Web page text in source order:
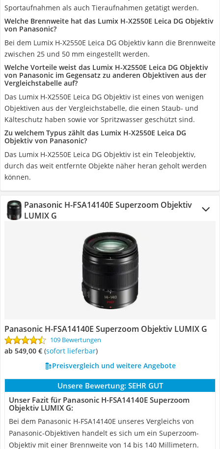
Sportaufnahmen als auch Tieraufnahmen getätigt werden.
Welche Brennweite hat das Lumix H-X2550E Leica DG Objektiv
von Panasonic?
Bei dem Lumix H-X2550E Leica DG Objektiv kann die Brennweite
zwischen 25 und 50 mm eingestellt werden.
Welche Vorteile weist das Lumix H-X2550E Leica DG Objektiv
von Panasonic im Gegensatz zu anderen Objektiven aus der
Vergleichstabelle auf?
Das Lumix H-X2550E Leica DG Objektiv ist eines von wenigen
Objektiven aus der Vergleichstabelle, die einen Staub- und
Kälteschutz haben sowie vor Spritzwasser geschützt sind.
Zu welchem Typus zählt das Lumix H-X2550E Leica DG
Objektiv von Panasonic?
Das Lumix H-X2550E Leica DG Objektiv ist ein Teleobjektiv,
durch das weit entfernte Objekte näher heran geholt werden
können.
Panasonic H-FSA14140E Superzoom Objektiv
LUMIX G
Panasonic H-FSA14140E Superzoom Objektiv LUMIX G
109 Bewertungen
ab 549,00 € ( Sofort lieferbar)
Preisvergleich und weitere Angebote
Unsere Bewertung: SEHR GUT
Unser Fazit für Panasonic H-FSA14140E Superzoom
Objektiv LUMIX G:
Bei dem Panasonic H-FSA14140E unseres Vergleichs von
Panasonic-Objektiven handelt es sich um ein Superzoom-
Objektiv mit einer Brennweite von 14 bis 140 Millimetern.